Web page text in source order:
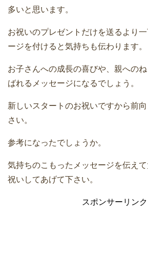
多いと思います。
お祝いのプレゼントだけを送るより
ージを付けると気持ちも伝わります。
お子さんへの成長の喜びや、親への
ばれるメッセージになるでしょう。
新しいスタートのお祝いですから前
さい。
参考になったでしょうか。
気持ちのこもったメッセージを伝え
祝いしてあげて下さい。
スポンサーリンク